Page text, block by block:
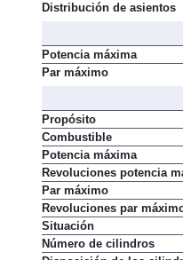
Distribución de asientos
Potencia máxima
Par máximo
Propósito
Combustible
Potencia máxima
Revoluciones potencia
Par máximo
Revoluciones par
Situación
Número de cilindros